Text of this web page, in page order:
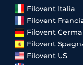
Filovent Italia
Filovent
Filovent
Filovent
Filovent US